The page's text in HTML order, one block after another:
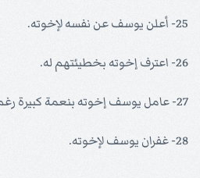
25- أعلن يوسف عن نفسه لإخوته.
26- اعترف إخوته بخطيئتهم له.
27- عامل يوسف إخوته بنعمة كبيرة رغم إساءتهم له.
28- غفران يوسف لإخوته.